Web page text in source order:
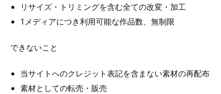
リサイズ・トリミングを含む全ての改変・加工
1メディアにつき利用可能な作品数、無制限
できないこと
当サイトへのクレジット表記を含まない素材の再配布
素材としての転売・販売